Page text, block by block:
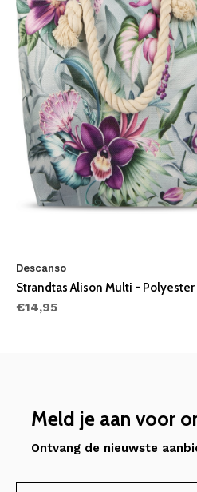
Descanso
Strandtas Alison Multi - Polyester
€14,95
Meld je aan voor
Ontvang de nieuwste